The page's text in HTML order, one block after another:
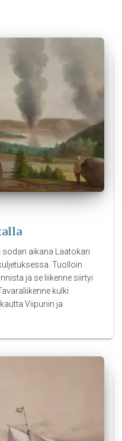
sodan aikana Laatokan
Tuolloin
ja se liikenne siirtyi
kulki
Viipuriin ja